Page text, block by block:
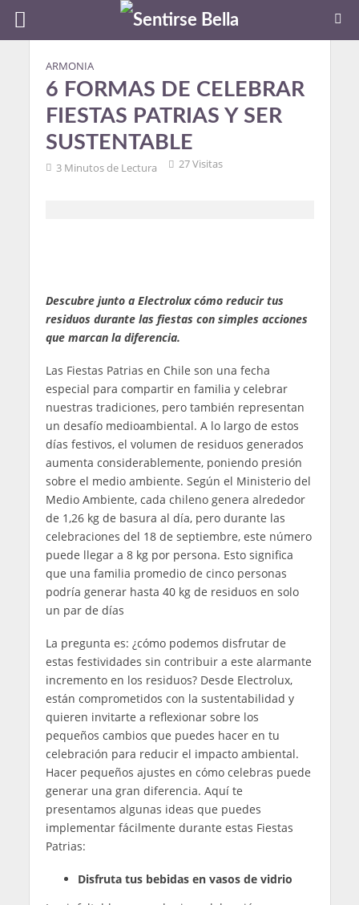
ARMONIA
6 FORMAS DE CELEBRAR
FIESTAS PATRIAS Y SER
SUSTENTABLE
3 Minutos de Lectura 27 Visitas
Descubre junto a Electrolux cómo reducir tus
residuos durante las fiestas con simples acciones
que marcan la diferencia.
Las Fiestas Patrias en Chile son una fecha
especial para compartir en familia y celebrar
nuestras tradiciones, pero también representan
un desafío medioambiental. A lo largo de estos
días festivos, el volumen de residuos generados
aumenta considerablemente, poniendo presión
sobre el medio ambiente. Según el Ministerio del
Medio Ambiente, cada chileno genera alrededor
de 1,26 kg de basura al día, pero durante las
celebraciones del 18 de septiembre, este número
puede llegar a 8 kg por persona. Esto significa
que una familia promedio de cinco personas
podría generar hasta 40 kg de residuos en solo
un par de días
La pregunta es: ¿cómo podemos disfrutar de
estas festividades sin contribuir a este alarmante
incremento en los residuos? Desde Electrolux,
están comprometidos con la sustentabilidad y
quieren invitarte a reflexionar sobre los
pequeños cambios que puedes hacer en tu
celebración para reducir el impacto ambiental.
Hacer pequeños ajustes en cómo celebras puede
generar una gran diferencia. Aquí te
presentamos algunas ideas que puedes
implementar fácilmente durante estas Fiestas
Patrias:
Disfruta tus bebidas en vasos de vidrio